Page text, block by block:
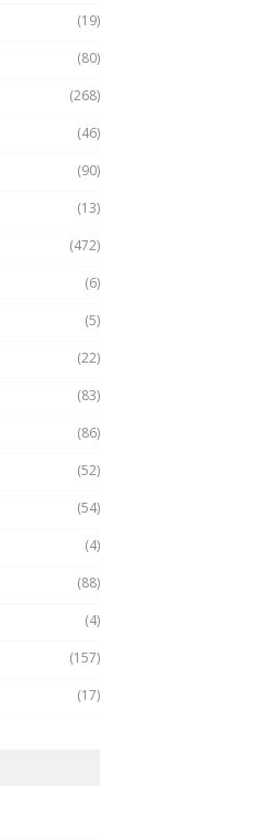
(19)
(80)
(268)
(46)
(90)
(13)
(472)
(6)
(5)
(22)
(83)
(86)
(52)
(54)
(4)
(88)
(4)
(157)
(17)